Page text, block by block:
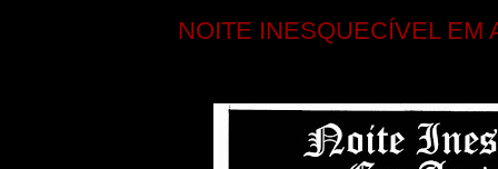
NOITE INESQUECÍVEL EM